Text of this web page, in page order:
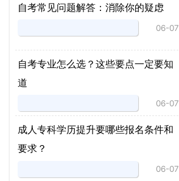
自考常见问题解答：消除你的疑虑
06-07
自考专业怎么选？这些要点一定要知
道
06-07
成人专科学历提升要哪些报名条件和
要求？
06-07